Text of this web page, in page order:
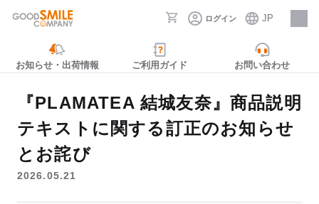
ログイン JP
採用情報
お知らせ・出荷情報 ご利用ガイド お問い合わせ
『PLAMATEA 結城友奈』商品説明
テキストに関する訂正のお知らせ
とお詫び
2026.05.21